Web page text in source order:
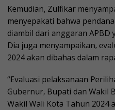
Kemudian, Zulfikar
menyepakati bahwa
diambil dari anggaran APBD
Dia juga menyampaikan,
2024 akan dibahas dalam
“Evaluasi pelaksanaan
Gubernur, Bupati dan Wakil
Wakil Wali Kota Tahun 2024